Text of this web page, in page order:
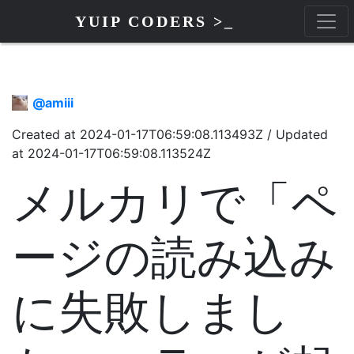
YUIP CODERS >_
@amiii
Created at 2024-01-17T06:59:08.113493Z / Updated
at 2024-01-17T06:59:08.113524Z
メルカリで「ペ
ージの読み込み
に失敗しまし